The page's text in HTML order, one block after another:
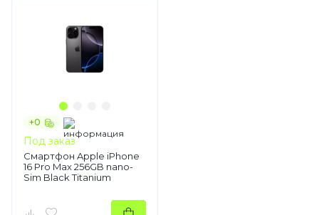
+0
Под заказ
Смартфон Apple iPhone
16 Pro Max 256GB nano-
Sim Black Titanium